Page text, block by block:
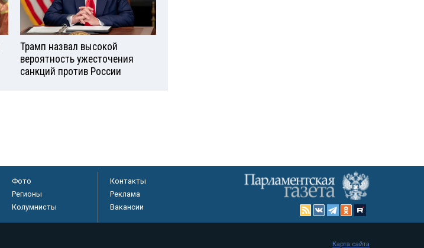
Трамп назвал высокой
вероятность ужесточения
санкций против России
Фото
Регионы
Колумнисты
Контакты
Реклама
Вакансии
Карта сайта